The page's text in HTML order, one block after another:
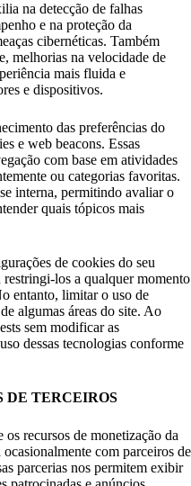
na detecção de falhas
e na proteção da
cibernéticas. Também
melhorias na velocidade de
mais fluida e
e dispositivos.
das preferências do
e web beacons. Essas
com base em atividades
ou categorias favoritas.
interna, permitindo avaliar o
quais tópicos mais
de cookies do seu
los a qualquer momento
entanto, limitar o uso de
algumas áreas do site. Ao
sem modificar as
dessas tecnologias conforme
DE TERCEIROS
recursos de monetização da
com parceiros de
parcerias nos permitem exibir